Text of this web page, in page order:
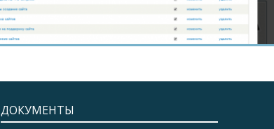
ДОКУМЕНТЫ